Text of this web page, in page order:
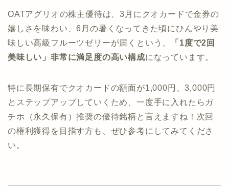
OATアグリオの株主優待は、3月にクオカードで金券の
嬉しさを味わい、6月の暑くなってきた頃にひんやり美
味しい高級フルーツゼリーが届くという、
「1度で2回
美味しい」非常に満足度の高い構成になっています。
特に長期保有でクオカードの額面が1,000円、3,000円
とステップアップしていくため、一度手に入れたらガ
チホ（永久保有）推奨の優待銘柄と言えますね！次回
の権利獲得を目指す方も、ぜひ参考にしてみてくださ
い。